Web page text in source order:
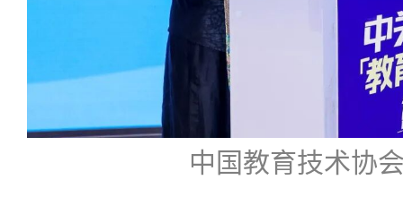
中国教育技术协